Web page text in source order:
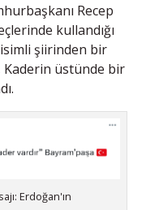
Recep
kullandığı
şiirinden bir
Kaderin üstünde bir
Erdoğan'ın